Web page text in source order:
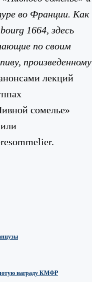
во Франции. Как
1664, здесь
по своим
произведенному
лекций
сомелье»
или
награду КМФР